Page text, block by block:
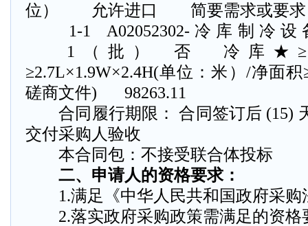
位）
允许进口
简要需求或要求
1-1
A02052302-冷库制冷设
1（批）
否
冷库
≥2.7L×1.9W×2.4H(单位：米）/净面
磋商文件)
98263.11
合同履行期限： 合同签订后 (15)
交付采购人验收
本合同包：不接受联合体投标
二、申请人的资格要求：
1.满足《中华人民共和国政府采购
2.落实政府采购政策需满足的资格